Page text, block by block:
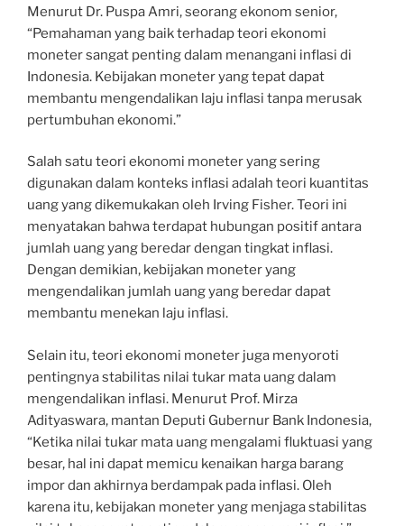
Menurut Dr. Puspa Amri, seorang ekonom senior,
“Pemahaman yang baik terhadap teori ekonomi
moneter sangat penting dalam menangani inflasi di
Indonesia. Kebijakan moneter yang tepat dapat
membantu mengendalikan laju inflasi tanpa merusak
pertumbuhan ekonomi.”
Salah satu teori ekonomi moneter yang sering
digunakan dalam konteks inflasi adalah teori kuantitas
uang yang dikemukakan oleh Irving Fisher. Teori ini
menyatakan bahwa terdapat hubungan positif antara
jumlah uang yang beredar dengan tingkat inflasi.
Dengan demikian, kebijakan moneter yang
mengendalikan jumlah uang yang beredar dapat
membantu menekan laju inflasi.
Selain itu, teori ekonomi moneter juga menyoroti
pentingnya stabilitas nilai tukar mata uang dalam
mengendalikan inflasi. Menurut Prof. Mirza
Adityaswara, mantan Deputi Gubernur Bank Indonesia,
“Ketika nilai tukar mata uang mengalami fluktuasi yang
besar, hal ini dapat memicu kenaikan harga barang
impor dan akhirnya berdampak pada inflasi. Oleh
karena itu, kebijakan moneter yang menjaga stabilitas